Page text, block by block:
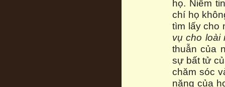
họ. Niếm
chí họ
tìm lấy cho
vụ cho loài
thuẫn của
sự bất tử
chăm sóc
năng của